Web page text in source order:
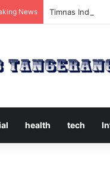
News Timnas
health tech